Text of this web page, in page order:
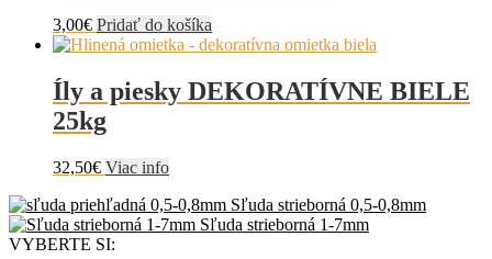
3,00€ Pridať do košíka
Íly a piesky DEKORATÍVNE BIELE
25kg
32,50€ Viac info
Sľuda strieborná 0,5-0,8mm
Sľuda strieborná 1-7mm
VYBERTE SI: